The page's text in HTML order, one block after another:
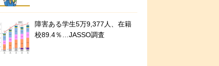
障害ある学生5万9,377人、在籍
校89.4％…JASSO調査